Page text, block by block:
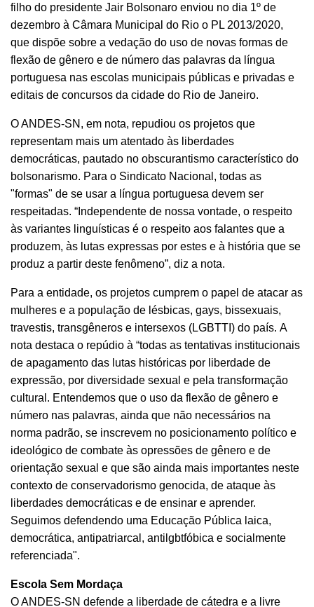
filho do presidente Jair Bolsonaro enviou no dia 1º de
dezembro à Câmara Municipal do Rio o PL 2013/2020,
que dispõe sobre a vedação do uso de novas formas de
flexão de gênero e de número das palavras da língua
portuguesa nas escolas municipais públicas e privadas e
editais de concursos da cidade do Rio de Janeiro.
O ANDES-SN, em nota, repudiou os projetos que
representam mais um atentado às liberdades
democráticas, pautado no obscurantismo característico do
bolsonarismo. Para o Sindicato Nacional, todas as
"formas" de se usar a língua portuguesa devem ser
respeitadas. “Independente de nossa vontade, o respeito
às variantes linguísticas é o respeito aos falantes que a
produzem, às lutas expressas por estes e à história que se
produz a partir deste fenômeno”, diz a nota.
Para a entidade, os projetos cumprem o papel de atacar as
mulheres e a população de lésbicas, gays, bissexuais,
travestis, transgêneros e intersexos (LGBTTI) do país. A
nota destaca o repúdio à “todas as tentativas institucionais
de apagamento das lutas históricas por liberdade de
expressão, por diversidade sexual e pela transformação
cultural. Entendemos que o uso da flexão de gênero e
número nas palavras, ainda que não necessários na
norma padrão, se inscrevem no posicionamento político e
ideológico de combate às opressões de gênero e de
orientação sexual e que são ainda mais importantes neste
contexto de conservadorismo genocida, de ataque às
liberdades democráticas e de ensinar e aprender.
Seguimos defendendo uma Educação Pública laica,
democrática, antipatriarcal, antilgbtfóbica e socialmente
referenciada".
Escola Sem Mordaça
O ANDES-SN defende a liberdade de cátedra e a livre